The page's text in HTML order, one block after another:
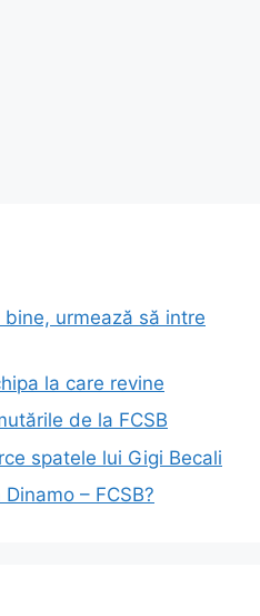
bine, urmează să intre
la care revine
de la FCSB
spatele lui Gigi Becali
– FCSB?